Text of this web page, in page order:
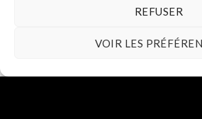
REFUSER
VOIR LES